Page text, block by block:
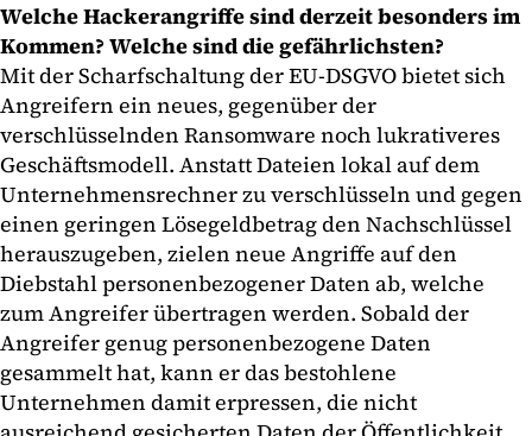
Welche Hackerangriffe sind derzeit besonders im
Kommen? Welche sind die gefährlichsten?
Mit der Scharfschaltung der EU-DSGVO bietet sich
Angreifern ein neues, gegenüber der
verschlüsselnden Ransomware noch lukrativeres
Geschäftsmodell. Anstatt Dateien lokal auf dem
Unternehmensrechner zu verschlüsseln und gegen
einen geringen Lösegeldbetrag den Nachschlüssel
herauszugeben, zielen neue Angriffe auf den
Diebstahl personenbezogener Daten ab, welche
zum Angreifer übertragen werden. Sobald der
Angreifer genug personenbezogene Daten
gesammelt hat, kann er das bestohlene
Unternehmen damit erpressen, die nicht